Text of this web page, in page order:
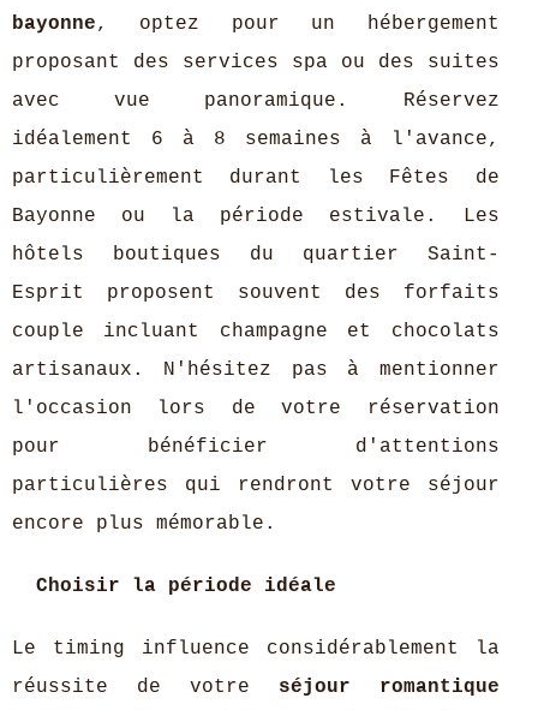
bayonne, optez pour un hébergement
proposant des services spa ou des suites
avec vue panoramique. Réservez
idéalement 6 à 8 semaines à l'avance,
particulièrement durant les Fêtes de
Bayonne ou la période estivale. Les
hôtels boutiques du quartier Saint-
Esprit proposent souvent des forfaits
couple incluant champagne et chocolats
artisanaux. N'hésitez pas à mentionner
l'occasion lors de votre réservation
pour bénéficier d'attentions
particulières qui rendront votre séjour
encore plus mémorable.
Choisir la période idéale
Le timing influence considérablement la
réussite de votre séjour romantique